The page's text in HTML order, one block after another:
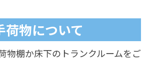
荷物について
物棚か床下のトランクルームをご